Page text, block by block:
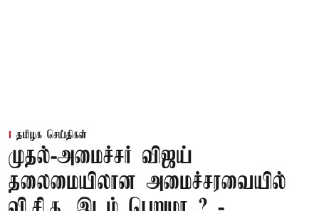
தமிழக செய்திகள்
முதல்-அமைச்சர் விஜய்
தலைமையிலான அமைச்சரவையில்